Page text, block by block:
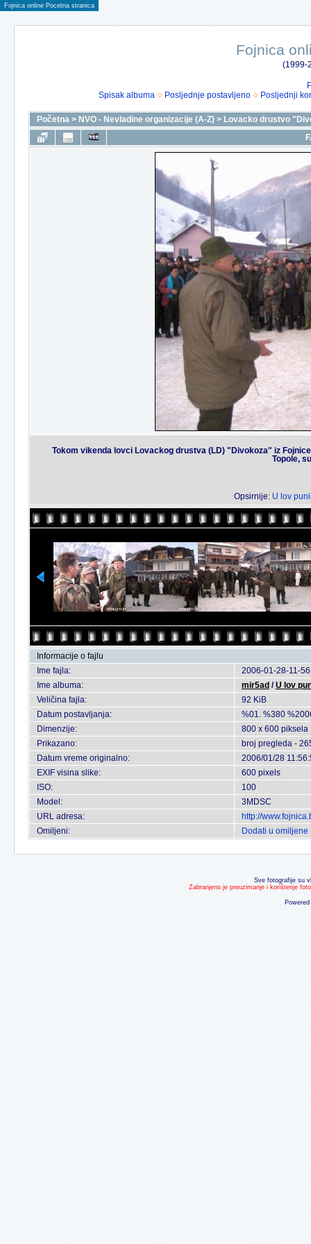
Fojnica online Pocetna stranica
Fojnica
(1999-
Spisak albuma
Posljednje postavljeno Posljednji
Početna > NVO - Nevladine organizacije (A-Z) > Lovacko drustvo
Tokom vikenda lovci Lovackog drustva (LD) "Divokoza" iz
Topole,
Opsirnije: U lov
Informacije o fajlu
Ime fajla:
2006-01-28-11-
Ime albuma:
mir5ad /U lov
Veličina fajla:
92 KiB
Datum postavljanja:
%01. %380
Dimenzije:
800 x 600 piksela
Prikazano:
broj pregleda -
Datum vreme originalno:
2006/01/28
EXIF visina slike:
600 pixels
ISO:
100
Model:
3MDSC
URL adresa:
http://
Omiljeni:
Dodati u omiljene
Sve fotografije su
Zabranjeno je preuzimanje i korištenje